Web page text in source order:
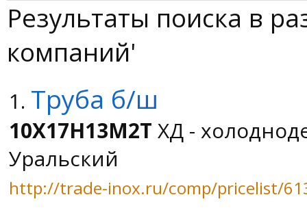
Результаты поиска в
компаний'
1. Труба б/ш
10Х17Н13М2Т ХД -
Уральский
http://trade-inox.ru/comp/pricelist/